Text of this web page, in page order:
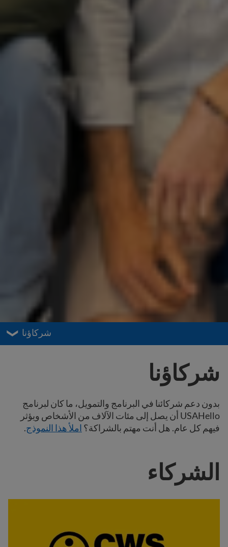
شركاؤنا
شركاؤنا
بدون دعم شركائنا في البرنامج والتمويل، ما كان لبرنامج
USAHello أن يصل إلى مئات الآلاف من الأشخاص ويؤثر
فيهم كل عام. هل أنت مهتم بالشراكة؟ املأ هذا النموذج.
الشركاء